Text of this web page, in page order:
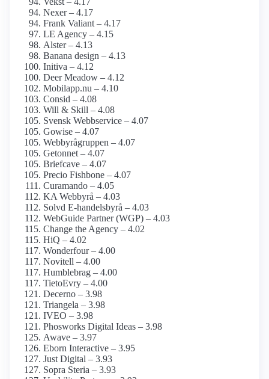
Nexer – 4.17
Frank Valiant – 4.17
LE Agency – 4.15
Alster – 4.13
Banana design – 4.13
Initiva – 4.12
Deer Meadow – 4.12
Mobilapp.nu – 4.10
Consid – 4.08
Will & Skill – 4.08
Svensk Webbservice – 4.07
Gowise – 4.07
Webbyrågruppen – 4.07
Getonnet – 4.07
Briefcave – 4.07
Precio Fishbone – 4.07
Curamando – 4.05
KA Webbyrå – 4.03
Solvd E-handelsbyrå – 4.03
WebGuide Partner (WGP) – 4.03
Change the Agency – 4.02
HiQ – 4.02
Wonderfour – 4.00
Novitell – 4.00
Humblebrag – 4.00
TietoEvry – 4.00
Decerno – 3.98
Triangela – 3.98
IVEO – 3.98
Phosworks Digital Ideas – 3.98
Awave – 3.97
Eborn Interactive – 3.95
Just Digital – 3.93
Sopra Steria – 3.93